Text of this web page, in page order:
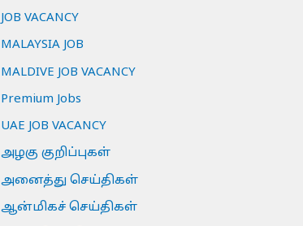
JOB VACANCY
MALAYSIA JOB
MALDIVE JOB VACANCY
Premium Jobs
UAE JOB VACANCY
அழகு குறிப்புகள்
அனைத்து செய்திகள்
ஆன்மிகச் செய்திகள்